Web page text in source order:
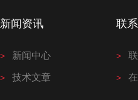
新闻资讯
新闻中心
技术文章
联